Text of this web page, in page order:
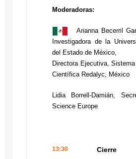
Ciencias Políticas y
13:00 - 13:30
“Los retos de las
diamante ante los
María
Moderadoras:
Arianna Becerril
Investigadora de la
del Estado de México,
Directora Ejecutiva,
Científica Redalyc, México
Lidia Borrell-Damián,
Science Europe
13:30 Cierre